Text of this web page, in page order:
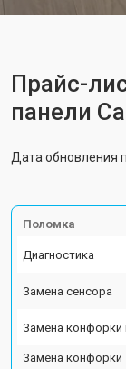
Прайс-
панели
Дата обновления
Поломка
Диагностика
Замена сенсора
Замена конфорки
Замена конфорки